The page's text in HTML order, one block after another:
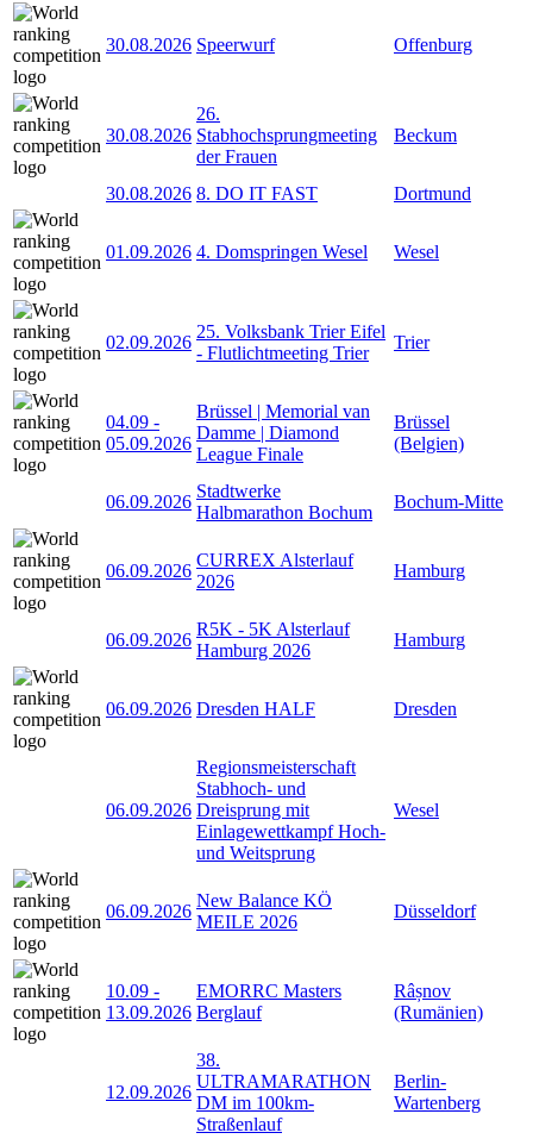
30.08.2026 Speerwurf Offenburg
30.08.2026
26.
Stabhochsprungmeeting
der Frauen
Beckum
30.08.2026 8. DO IT FAST Dortmund
01.09.2026 4. Domspringen Wesel Wesel
02.09.2026
25. Volksbank Trier Eifel
- Flutlichtmeeting Trier
Trier
04.09 -
05.09.2026
Brüssel | Memorial van
Damme | Diamond
League Finale
Brüssel
(Belgien)
06.09.2026
Stadtwerke
Halbmarathon Bochum
Bochum-Mitte
06.09.2026
CURREX Alsterlauf
2026
Hamburg
06.09.2026
R5K - 5K Alsterlauf
Hamburg 2026
Hamburg
06.09.2026 Dresden HALF Dresden
06.09.2026
Regionsmeisterschaft
Stabhoch- und
Dreisprung mit
Einlagewettkampf Hoch-
und Weitsprung
Wesel
06.09.2026
New Balance KÖ
MEILE 2026
Düsseldorf
10.09 -
13.09.2026
EMORRC Masters
Berglauf
Râșnov
(Rumänien)
12.09.2026
38.
ULTRAMARATHON
DM im 100km-
Straßenlauf
Berlin-
Wartenberg